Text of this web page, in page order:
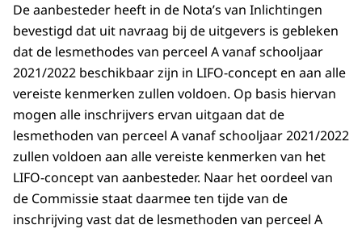
De aanbesteder heeft in de Nota’s van Inlichtingen
bevestigd dat uit navraag bij de uitgevers is gebleken
dat de lesmethodes van perceel A vanaf schooljaar
2021/2022 beschikbaar zijn in LIFO-concept en aan alle
vereiste kenmerken zullen voldoen. Op basis hiervan
mogen alle inschrijvers ervan uitgaan dat de
lesmethoden van perceel A vanaf schooljaar 2021/2022
zullen voldoen aan alle vereiste kenmerken van het
LIFO-concept van aanbesteder. Naar het oordeel van
de Commissie staat daarmee ten tijde van de
inschrijving vast dat de lesmethoden van perceel A